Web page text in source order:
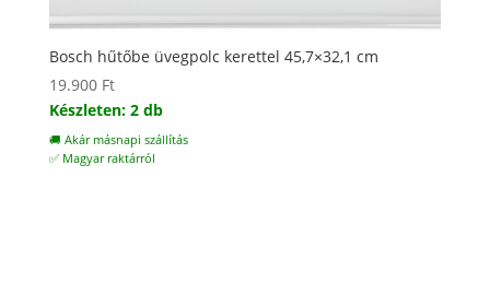
Bosch hűtőbe üvegpolc kerettel 45,7×32,1 cm
19.900 Ft
Készleten: 2 db
🚚 Akár másnapi szállítás
✅ Magyar raktárról